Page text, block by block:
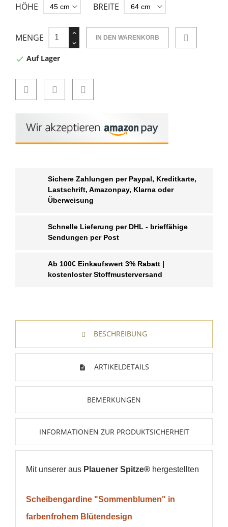
HÖHE BREITE
MENGE IN DEN WARENKORB
 Auf Lager
Sichere Zahlungen per Paypal, Kreditkarte,
Lastschrift, Amazonpay, Klarna oder
Überweisung
Schnelle Lieferung per DHL - brieffähige
Sendungen per Post
Ab 100€ Einkaufswert 3% Rabatt |
kostenloster Stoffmusterversand
BESCHREIBUNG
ARTIKELDETAILS
BEMERKUNGEN
INFORMATIONEN ZUR PRODUKTSICHERHEIT
Mit unserer aus Plauener Spitze® hergestellten
Scheibengardine "Sommenblumen" in
farbenfrohem Blütendesign